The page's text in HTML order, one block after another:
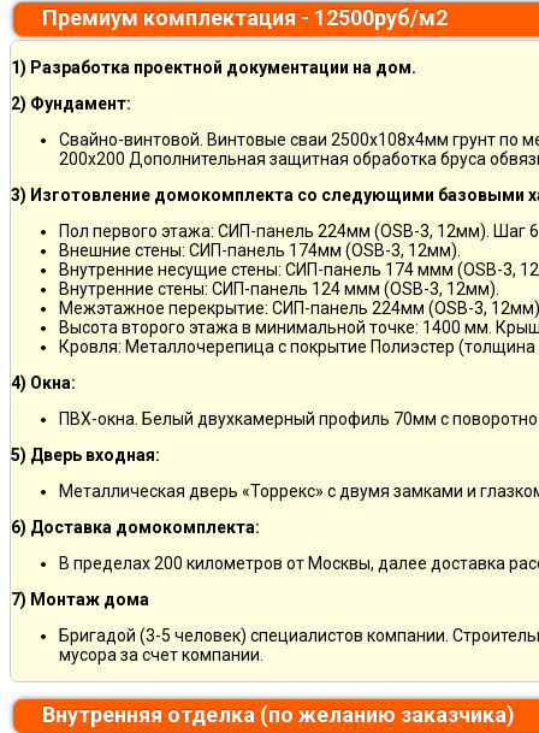
Премиум комплектация - 12500руб/м2
1) Разработка проектной документации на дом.
2) Фундамент:
Свайно-винтовой. Винтовые сваи 2500х108х4мм грунт по
200х200 Дополнительная защитная обработка бруса
3) Изготовление домокомплекта со следующими базовыми
Пол первого этажа: СИП-панель 224мм (OSB-3, 12мм). Шаг
Внешние стены: СИП-панель 174мм (OSB-3, 12мм).
Внутренние несущие стены: СИП-панель 174 ммм (OSB-3,
Внутренние стены: СИП-панель 124 ммм (OSB-3, 12мм).
Межэтажное перекрытие: СИП-панель 224мм (OSB-3,
Высота второго этажа в минимальной точке: 1400 мм.
Кровля: Металлочерепица с покрытие Полиэстер
4) Окна:
ПВХ-окна. Белый двухкамерный профиль 70мм с
5) Дверь входная:
Металлическая дверь «Торрекс» с двумя замками и
6) Доставка домокомплекта:
В пределах 200 километров от Москвы, далее доставка
7) Монтаж дома
Бригадой (3-5 человек) специалистов компании.
мусора за счет компании.
Внутренняя отделка (по желанию заказчика)